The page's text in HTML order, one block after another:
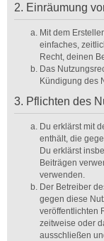
2. Einräumung
Mit dem
einfaches,
Recht, deinen
Das
Kündigung des
3. Pflichten des
Du erklärst mit
enthält, die
Du erklärst
Beiträgen
verwenden.
Der Betreiber
gegen diese
veröffentlichten
zeitweise oder
ausschließen